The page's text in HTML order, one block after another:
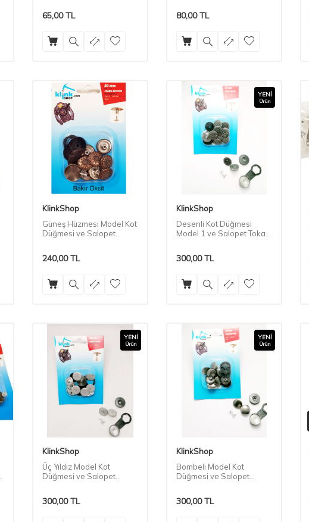
65,00TL 80,00TL
KlinkShop
Güneş Hüzmesi Model Kot
Düğmesi ve Salopet
240,00TL
YENI
Ürün
KlinkShop
Desenli Kot Düğmesi
Model 1 ve Salopet Tokası
300,00TL
YENI
Ürün
KlinkShop
Üç Yıldız Model Kot
Düğmesi ve Salopet
300,00TL
YENI
Ürün
KlinkShop
Bombeli Model Kot
Düğmesi ve Salopet
300,00TL